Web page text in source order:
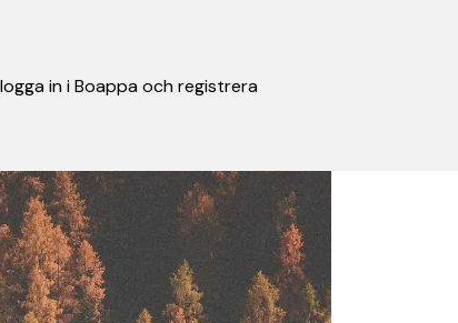
in i Boappa och registrera